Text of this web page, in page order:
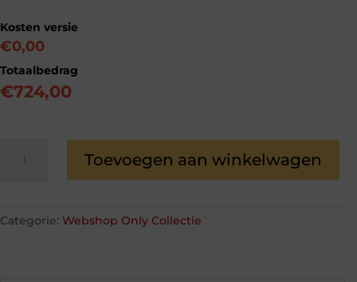
Kosten versie
€0,00
Totaalbedrag
€724,00
gestoffeerd
Toevoegen aan winkelwagen
Categorie: Webshop Only Collectie